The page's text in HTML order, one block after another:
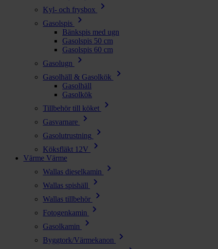
Kyl- och frysbox
chevron_right
Gasolspis chevron_right
Bänkspis med ugn
Gasolspis 50 cm
Gasolspis 60 cm
Gasolugn
chevron_right
Gasolhäll & Gasolkök chevron_right
Gasolhäll
Gasolkök
Tillbehör till köket
chevron_right
Gasvarnare chevron_right
Gasolutrustning chevron_right
Köksfläkt 12V chevron_right
Värme Värme
Wallas dieselkamin
chevron_right
Wallas spishäll chevron_right
Wallas tillbehör chevron_right
Fotogenkamin chevron_right
Gasolkamin chevron_right
Byggtork/Värmekanon chevron_right